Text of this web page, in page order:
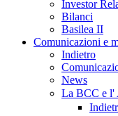
Investor
Bilanci
Basilea II
Comunicazioni e
Indietro
News
La BCC e l'